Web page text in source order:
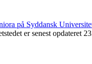
er senest opdateret